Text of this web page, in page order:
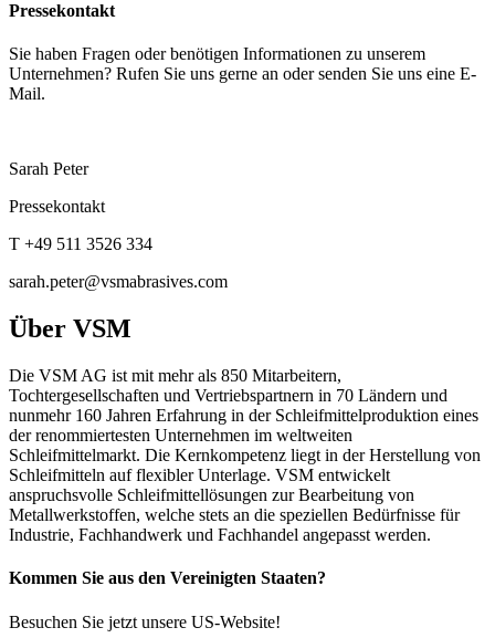
Pressekontakt
Sie haben Fragen oder benötigen Informationen zu unserem
Unternehmen? Rufen Sie uns gerne an oder senden Sie uns eine E-
Mail.
Sarah Peter
Pressekontakt
T +49 511 3526 334
sarah.peter@vsmabrasives.com
Über VSM
Die VSM AG ist mit mehr als 850 Mitarbeitern,
Tochtergesellschaften und Vertriebspartnern in 70 Ländern und
nunmehr 160 Jahren Erfahrung in der Schleifmittelproduktion eines
der renommiertesten Unternehmen im weltweiten
Schleifmittelmarkt. Die Kernkompetenz liegt in der Herstellung von
Schleifmitteln auf flexibler Unterlage. VSM entwickelt
anspruchsvolle Schleifmittellösungen zur Bearbeitung von
Metallwerkstoffen, welche stets an die speziellen Bedürfnisse für
Industrie, Fachhandwerk und Fachhandel angepasst werden.
Kommen Sie aus den Vereinigten Staaten?
Besuchen Sie jetzt unsere US-Website!